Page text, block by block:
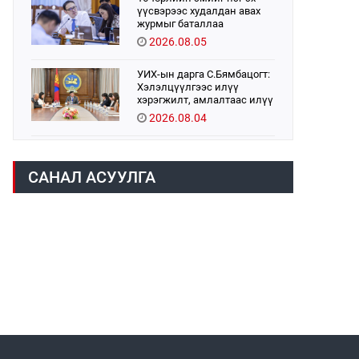
үүсвэрээс худалдан авах
журмыг баталлаа
2026.08.05
УИХ-ын дарга С.Бямбацогт:
Хэлэлцүүлгээс илүү
хэрэгжилт, амлалтаас илүү
бодит үр дүн чухал
2026.08.04
1,439.2 кг үнэт металл
худалдан авлаа
2026.08.05
САНАЛ АСУУЛГА